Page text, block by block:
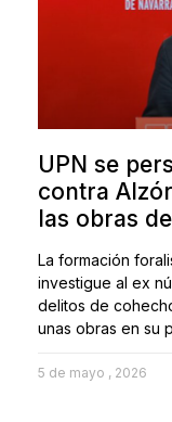
UPN se
contra
las obras
La formación
investigue al ex
delitos de
unas obras en su
5 de mayo , 2026